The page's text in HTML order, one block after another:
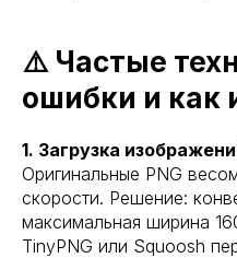
⚠️ Частые
ошибки и как
1. Загрузка
Оригинальные PNG
скорости. Решение:
максимальная ширина
TinyPNG или Squoosh